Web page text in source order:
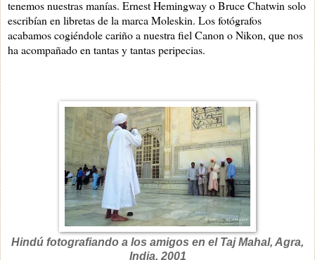
tenemos nuestras manías. Ernest Hemingway o Bruce Chatwin solo
escribían en libretas de la marca Moleskin. Los fotógrafos
acabamos cogiéndole cariño a nuestra fiel Canon o Nikon, que nos
ha acompañado en tantas y tantas peripecias.
Hindú fotografiando a los amigos en el Taj Mahal, Agra,
India, 2001